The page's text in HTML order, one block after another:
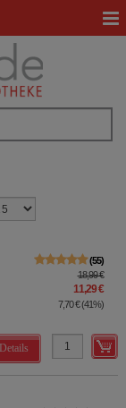
55
18,99 €
11,29 €
7,70 €(41%)
Details